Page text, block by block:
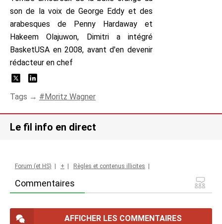
son de la voix de George Eddy et des
arabesques de Penny Hardaway et
Hakeem Olajuwon, Dimitri a intégré
BasketUSA en 2008, avant d'en devenir
rédacteur en chef
Tags → Moritz Wagner
Le fil info en direct
Commentaires
Forum (et HS) + Règles et contenus illicites
AFFICHER LES COMMENTAIRES